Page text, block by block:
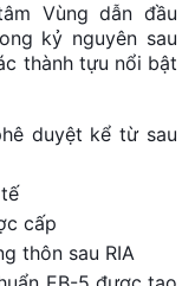
Vùng dẫn đầu
kỷ nguyên sau
thành tựu nổi bật
duyệt kể từ sau
cấp
thôn sau RIA